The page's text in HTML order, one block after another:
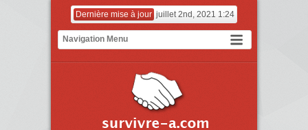
Dernière mise à jour juillet 2nd, 2021 1:24